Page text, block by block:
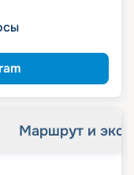
Маршрут и